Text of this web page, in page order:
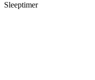
Sleeptimer